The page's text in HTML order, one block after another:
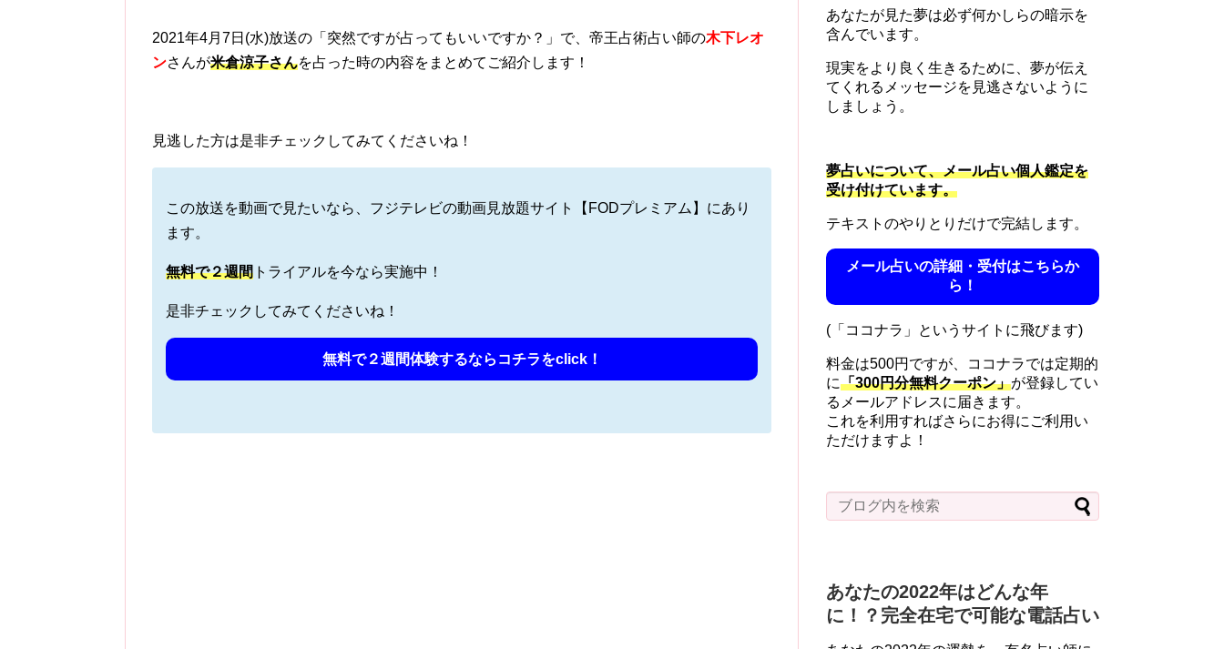
2021年4月7日(水)放送の「突然ですが占ってもいいですか？」で、帝王占術占い師の木下レオ
ンさんが米倉涼子さんを占った時の内容をまとめてご紹介します！
見逃した方は是非チェックしてみてくださいね！
この放送を動画で見たいなら、フジテレビの動画見放題サイト【FODプレミアム】にあり
ます。
無料で２週間 トライアルを今なら実施中！
是非チェックしてみてくださいね！
無料で２週間体験するならコチラをclick！
あなたが見た夢は必ず何かしらの暗示を
含んでいます。
現実をより良く生きるために、夢が伝え
てくれるメッセージを見逃さないように
しましょう。
夢占いについて、メール占い個人鑑定を
受け付けています。
テキストのやりとりだけで完結します。
メール占いの詳細・受付はこちらか
ら！
(「ココナラ」というサイトに飛びます)
料金は500円ですが、ココナラでは定期的
に「300円分無料クーポン」が登録してい
るメールアドレスに届きます。
これを利用すればさらにお得にご利用い
ただけますよ！
あなたの2022年はどんな年
に！？完全在宅で可能な電話占い